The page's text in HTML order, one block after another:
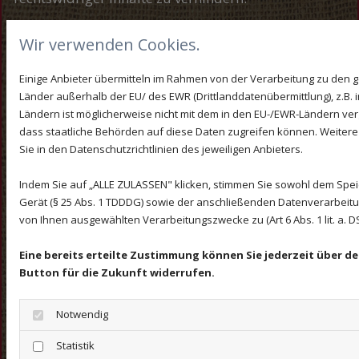
Werden uns Rechtsverletzungen bekannt, werden
die externen Links durch uns unverzüglich entfernt.
Rechtswirksamkeit dieses Haftungsausschlusses
Dieser Haftungsausschluss ist als Teil des
Internetangebots zu betrachten, von dem aus auf
diese Seite verwiesen wurde. Sofern Teile oder
geltenden Rechtslage nicht, nicht mehr oder nicht
vollständig entsprechen sollten, bleiben die übrigen
Teile des Dokumentes in ihrem Inhalt und ihrer
Gültigkeit davon unberührt.
Hinweis zur Barrierefreiheit
Wir bemühen uns, unsere digitalen Inhalte
Wir verwenden Cookies.
Einige Anbieter übermitteln im Rahmen von der Verarbeitung zu den
Länder außerhalb der EU/ des EWR (Drittlanddatenübermittlung),
Ländern ist möglicherweise nicht mit dem in den EU-/EWR-Ländern
dass staatliche Behörden auf diese Daten zugreifen können.
Sie in den Datenschutzrichtlinien des jeweiligen Anbieters.
Indem Sie auf „ALLE ZULASSEN" klicken, stimmen Sie sowohl dem
Gerät (§ 25 Abs. 1 TDDDG) sowie der anschließenden
von Ihnen ausgewählten Verarbeitungszwecke zu (Art 6 Abs. 1 lit. a.
Eine bereits erteilte Zustimmung können Sie jederzeit über
Button für die Zukunft widerrufen.
Notwendig
Statistik